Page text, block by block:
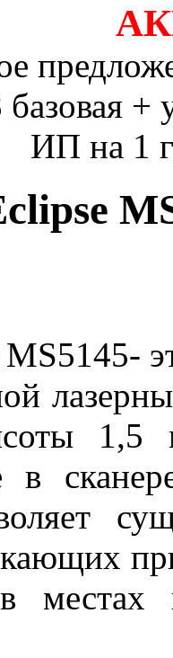
базовая
ИП на 1
1,5
в
в